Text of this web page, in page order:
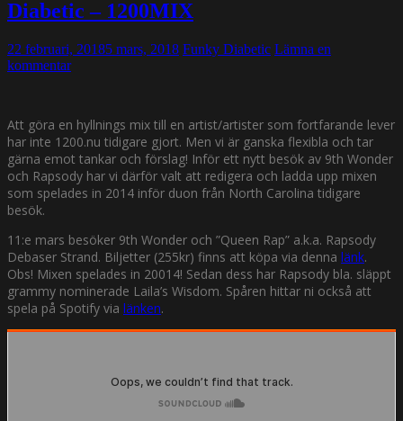
Diabetic – 1200MIX
22 februari, 20185 mars, 2018 Funky Diabetic Lämna en
kommentar
Att göra en hyllnings mix till en artist/artister som fortfarande lever
har inte 1200.nu tidigare gjort. Men vi är ganska flexibla och tar
gärna emot tankar och förslag! Inför ett nytt besök av 9th Wonder
och Rapsody har vi därför valt att redigera och ladda upp mixen
som spelades in 2014 inför duon från North Carolina tidigare
besök.
11:e mars besöker 9th Wonder och ”Queen Rap” a.k.a. Rapsody
Debaser Strand. Biljetter (255kr) finns att köpa via denna länk.
Obs! Mixen spelades in 20014! Sedan dess har Rapsody bla. släppt
grammy nominerade Laila’s Wisdom. Spåren hittar ni också att
spela på Spotify via länken.